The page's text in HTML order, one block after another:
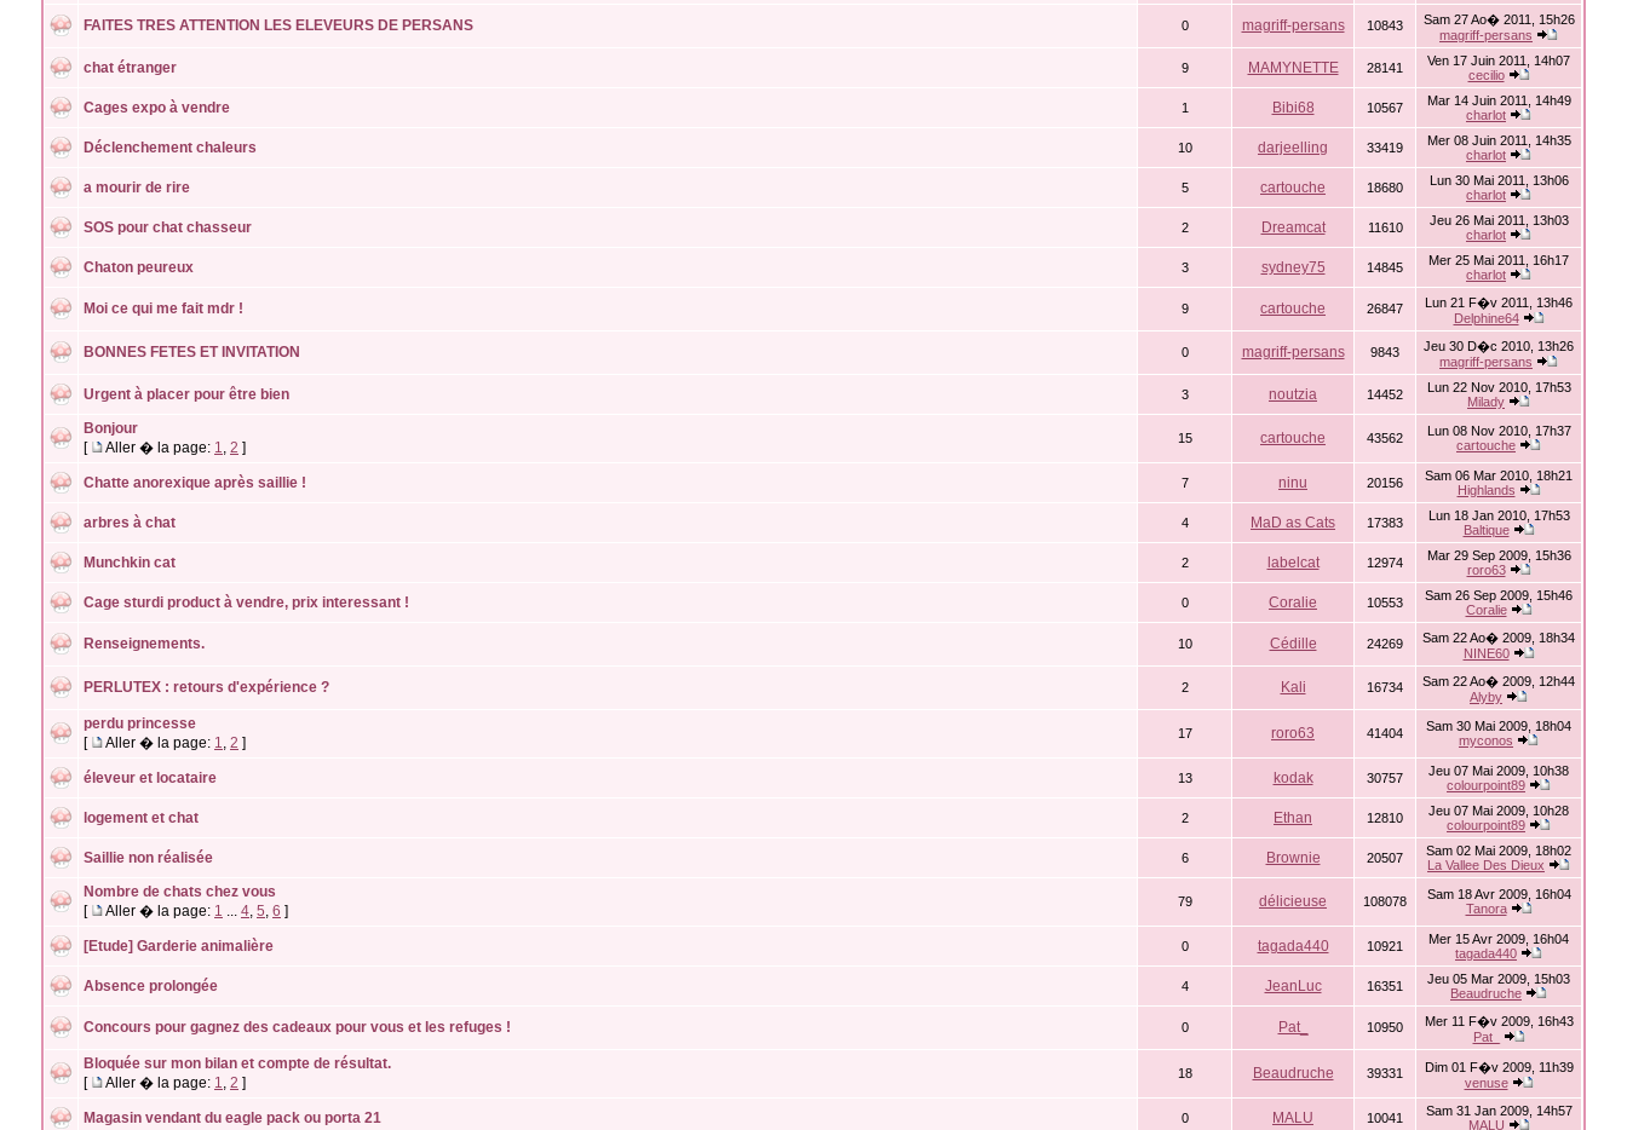
FAITES TRES ATTENTION LES ELEVEURS DE PERSANS 0 magriff-persans 10843
Sam 27 Ao� 2011, 15h26
magriff-persans
chat étranger 9 MAMYNETTE 28141
Ven 17 Juin 2011, 14h07
cecilio
Cages expo à vendre 1 Bibi68 10567
Mar 14 Juin 2011, 14h49
charlot
Déclenchement chaleurs 10 darjeelling 33419
Mer 08 Juin 2011, 14h35
charlot
a mourir de rire 5 cartouche 18680
Lun 30 Mai 2011, 13h06
charlot
SOS pour chat chasseur 2 Dreamcat 11610
Jeu 26 Mai 2011, 13h03
charlot
Chaton peureux 3 sydney75 14845
Mer 25 Mai 2011, 16h17
charlot
Moi ce qui me fait mdr ! 9 cartouche 26847
Lun 21 F�v 2011, 13h46
Delphine64
BONNES FETES ET INVITATION 0 magriff-persans 9843
Jeu 30 D�c 2010, 13h26
magriff-persans
Urgent à placer pour être bien 3 noutzia 14452
Lun 22 Nov 2010, 17h53
Milady
Bonjour
[
Aller � la page: 1, 2 ]
15 cartouche 43562
Lun 08 Nov 2010, 17h37
cartouche
Chatte anorexique après saillie ! 7 ninu 20156
Sam 06 Mar 2010, 18h21
Highlands
arbres à chat 4 MaD as Cats 17383
Lun 18 Jan 2010, 17h53
Baltique
Munchkin cat 2 labelcat 12974
Mar 29 Sep 2009, 15h36
roro63
Cage sturdi product à vendre, prix interessant ! 0 Coralie 10553
Sam 26 Sep 2009, 15h46
Coralie
Renseignements. 10 Cédille 24269
Sam 22 Ao� 2009, 18h34
NINE60
PERLUTEX : retours d'expérience ? 2 Kali 16734
Sam 22 Ao� 2009, 12h44
Alyby
perdu princesse
[
Aller � la page: 1, 2 ]
17 roro63 41404
Sam 30 Mai 2009, 18h04
myconos
éleveur et locataire 13 kodak 30757
Jeu 07 Mai 2009, 10h38
colourpoint89
logement et chat 2 Ethan 12810
Jeu 07 Mai 2009, 10h28
colourpoint89
Saillie non réalisée 6 Brownie 20507
Sam 02 Mai 2009, 18h02
La Vallee Des Dieux
Nombre de chats chez vous
[
Aller � la page: 1 ... 4, 5, 6 ]
79 délicieuse 108078
Sam 18 Avr 2009, 16h04
Tanora
[Etude] Garderie animalière 0 tagada440 10921
Mer 15 Avr 2009, 16h04
tagada440
Absence prolongée 4 JeanLuc 16351
Jeu 05 Mar 2009, 15h03
Beaudruche
Concours pour gagnez des cadeaux pour vous et les refuges ! 0 Pat_ 10950
Mer 11 F�v 2009, 16h43
Pat_
Bloquée sur mon bilan et compte de résultat.
[
Aller � la page: 1, 2 ]
18 Beaudruche 39331
Dim 01 F�v 2009, 11h39
venuse
Magasin vendant du eagle pack ou porta 21 0 MALU 10041
Sam 31 Jan 2009, 14h57
MALU